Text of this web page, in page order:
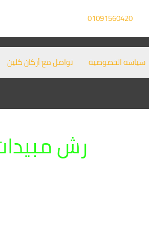
01091560420
سياسة الخصوصية تواصل مع أركان كلين
رش